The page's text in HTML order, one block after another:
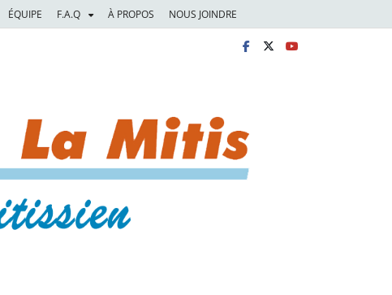
ÉQUIPE F.A.Q À PROPOS NOUS JOINDRE